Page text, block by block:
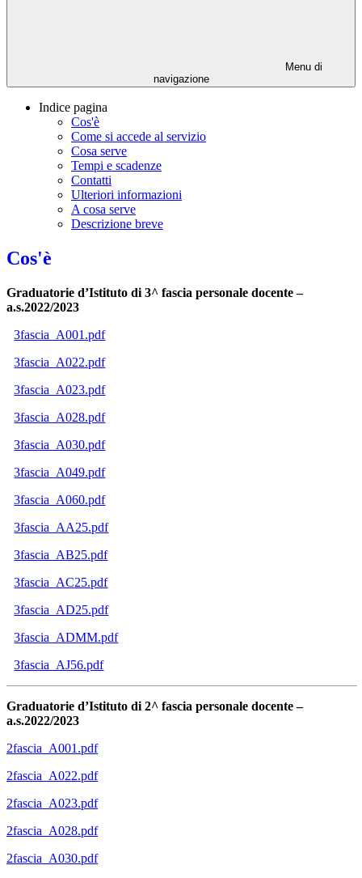
Menu di
navigazione
Indice pagina
Cos'è
Come si accede al servizio
Cosa serve
Tempi e scadenze
Contatti
Ulteriori informazioni
A cosa serve
Descrizione breve
Cos'è
Graduatorie d’Istituto di 3^ fascia personale docente –
a.s.2022/2023
3fascia_A001.pdf
3fascia_A022.pdf
3fascia_A023.pdf
3fascia_A028.pdf
3fascia_A030.pdf
3fascia_A049.pdf
3fascia_A060.pdf
3fascia_AA25.pdf
3fascia_AB25.pdf
3fascia_AC25.pdf
3fascia_AD25.pdf
3fascia_ADMM.pdf
3fascia_AJ56.pdf
Graduatorie d’Istituto di 2^ fascia personale docente –
a.s.2022/2023
2fascia_A001.pdf
2fascia_A022.pdf
2fascia_A023.pdf
2fascia_A028.pdf
2fascia_A030.pdf